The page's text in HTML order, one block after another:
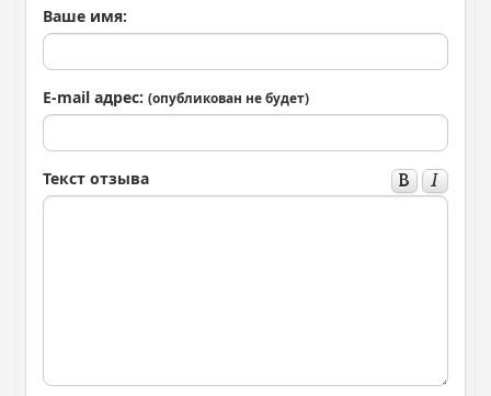
Ваше имя:
E-mail адрес: (опубликован не будет)
Текст отзыва